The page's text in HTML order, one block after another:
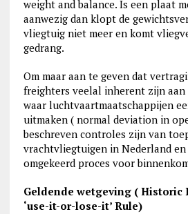
weight and balance. Is een plaat
aanwezig dan klopt de
vliegtuig niet meer en komt
gedrang.
Om maar aan te geven dat
freighters veelal inherent zijn
waar luchtvaartmaatschappijen
uitmaken ( normal deviation in
beschreven controles zijn van
vrachtvliegtuigen in Nederland
omgekeerd proces voor
Geldende wetgeving ( Historic
‘use-it-or-lose-it’ Rule)